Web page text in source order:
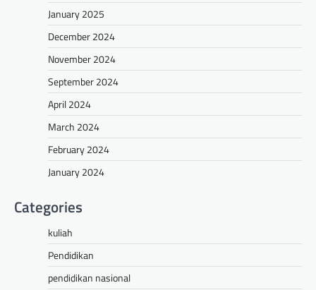
January 2025
December 2024
November 2024
September 2024
April 2024
March 2024
February 2024
January 2024
Categories
kuliah
Pendidikan
pendidikan nasional